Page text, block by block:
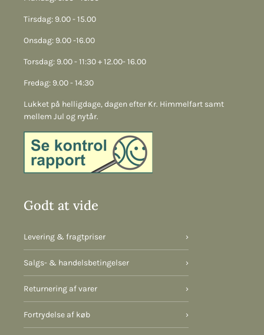
Tirsdag: 9.00 - 15.00
Onsdag: 9.00 -16.00
Torsdag: 9.00 - 11:30 + 12.00- 16.00
Fredag: 9.00 - 14:30
Lukket på helligdage, dagen efter Kr. Himmelfart samt
mellem Jul og nytår.
Godt at vide
Levering & fragtpriser ›
Salgs- & handelsbetingelser ›
Returnering af varer ›
Fortrydelse af køb ›